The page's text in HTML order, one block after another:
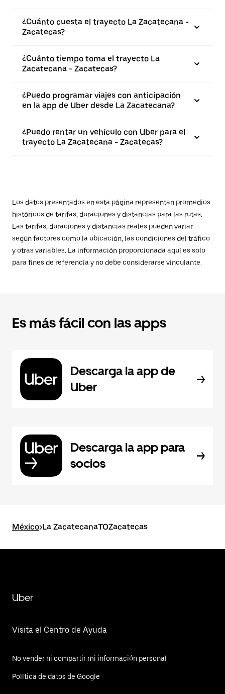
¿Cuánto cuesta el trayecto La Zacatecana -
Zacatecas?
¿Cuánto tiempo toma el trayecto La
Zacatecana - Zacatecas?
¿Puedo programar viajes con anticipación
en la app de Uber desde La Zacatecana?
¿Puedo rentar un vehículo con Uber para el
trayecto La Zacatecana - Zacatecas?
Los datos presentados en esta página representan promedios
históricos de tarifas, duraciones y distancias para las rutas.
Las tarifas, duraciones y distancias reales pueden variar
según factores como la ubicación, las condiciones del tráfico
y otras variables. La información proporcionada aquí es solo
para fines de referencia y no debe considerarse vinculante.
Es más fácil con las apps
Descarga la app de
Uber
Descarga la app para
socios
México>La ZacatecanaTOZacatecas
Uber
Visita el Centro de Ayuda
No vender ni compartir mi información personal
Política de datos de Google